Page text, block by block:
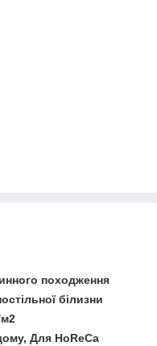
походження
білизни
м2
Для HoReCa